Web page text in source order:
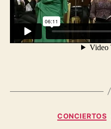
CONCIERTOS